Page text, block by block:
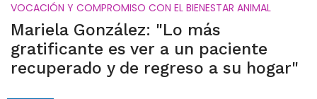
VOCACIÓN Y COMPROMISO CON EL BIENESTAR ANIMAL
Mariela González: "Lo más
gratificante es ver a un paciente
recuperado y de regreso a su hogar"